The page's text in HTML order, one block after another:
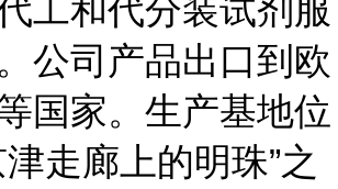
工和代分装试剂服
公司产品出口到欧
国家。生产基地位
走廊上的明珠”之